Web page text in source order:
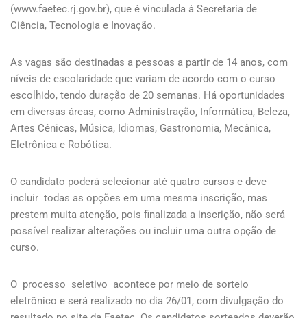
(www.faetec.rj.gov.br), que é vinculada à Secretaria de
Ciência, Tecnologia e Inovação.
As vagas são destinadas a pessoas a partir de 14 anos, com
níveis de escolaridade que variam de acordo com o curso
escolhido, tendo duração de 20 semanas. Há oportunidades
em diversas áreas, como Administração, Informática, Beleza,
Artes Cênicas, Música, Idiomas, Gastronomia, Mecânica,
Eletrônica e Robótica.
O candidato poderá selecionar até quatro cursos e deve
incluir todas as opções em uma mesma inscrição, mas
prestem muita atenção, pois finalizada a inscrição, não será
possível realizar alterações ou incluir uma outra opção de
curso.
O processo seletivo acontece por meio de sorteio
eletrônico e será realizado no dia 26/01, com divulgação do